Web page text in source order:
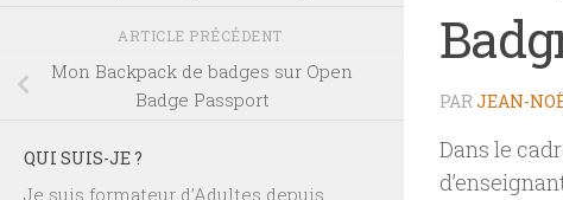
PARJEAN-
Dans le
ARTICLE PRÉCÉDENT
Mon Backpack de badges sur Open
Badge Passport
QUI SUIS-JE ?
Je suis formateur d’Adultes depuis